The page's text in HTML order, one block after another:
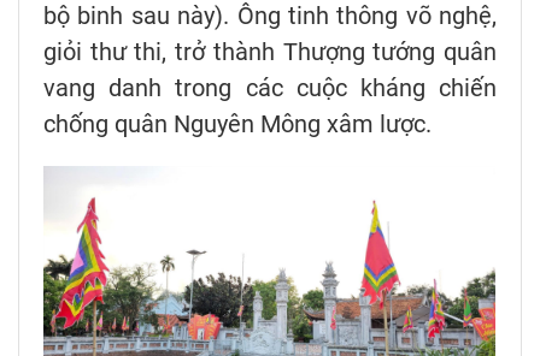
bộ binh sau này). Ông tinh thông võ nghệ,
giỏi thư thi, trở thành Thượng tướng quân
vang danh trong các cuộc kháng chiến
chống quân Nguyên Mông xâm lược.